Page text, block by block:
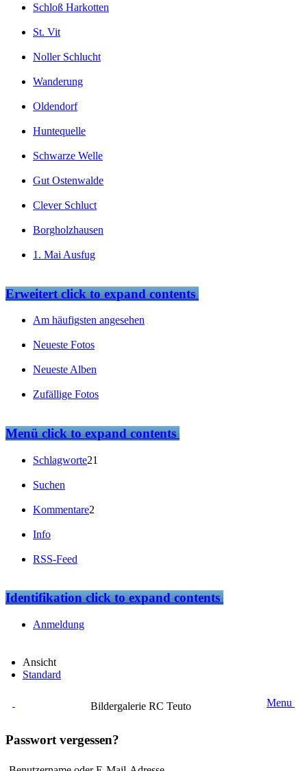
Schloß Harkotten
St. Vit
Noller Schlucht
Wanderung
Oldendorf
Huntequelle
Schwarze Welle
Gut Ostenwalde
Clever Schluct
Borgholzhausen
1. Mai Ausfug
Erweitertclick to expand contents
Am häufigsten angesehen
Neueste Fotos
Neueste Alben
Zufällige Fotos
Menüclick to expand contents
Schlagworte21
Suchen
Kommentare2
Info
RSS-Feed
Identifikationclick to expand contents
Anmeldung
Ansicht
Standard
Bildergalerie RC Teuto Menu
Passwort vergessen?